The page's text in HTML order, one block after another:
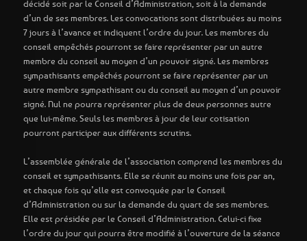
décidé soit par le Conseil d’Administration, soit à la demande
d’un de ses membres. Les convocations sont distribuées au moins
7 jours à l’avance et indiquent l’ordre du jour. Les membres du
conseil empêchés pourront se faire représenter par un autre
membre du conseil au moyen d’un pouvoir signé. Les membres
sympathisants empêchés pourront se faire représenter par un
autre membre sympathisant ou du conseil au moyen d’un pouvoir
signé. Nul ne pourra représenter plus de deux personnes autre
que lui-même. Seuls les membres à jour de leur cotisation
pourront participer aux différents scrutins.
L’assemblée générale de l’association comprend les membres du
conseil et sympathisants. Elle se réunit au moins une fois par an,
et chaque fois qu’elle est convoquée par le Conseil
d’Administration ou sur la demande du quart de ses membres.
Elle est présidée par le Conseil d’Administration. Celui-ci fixe
l’ordre du jour qui pourra être modifié à l’ouverture de la séance